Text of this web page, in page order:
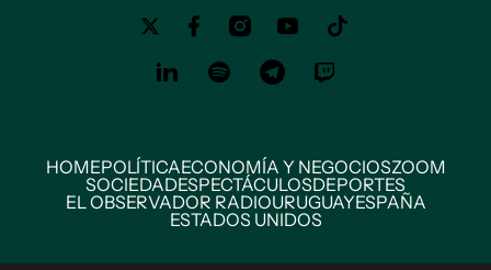
HOMEPOLÍTICAECONOMÍA Y NEGOCIOSZOOM
SOCIEDADESPECTÁCULOSDEPORTES
EL OBSERVADOR RADIOURUGUAYESPAÑA
ESTADOS UNIDOS